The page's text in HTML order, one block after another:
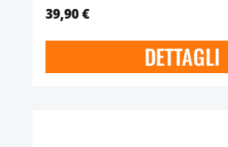
39,90 €
DETTAGLI